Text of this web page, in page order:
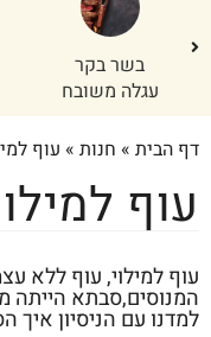
בשר בקר
עגלה משובח
דף הבית » חנות » עוף
עוף
עוף למילוי, עוף ללא
המנוסים,סבתא הייתה
למדנו עם הניסיון איך